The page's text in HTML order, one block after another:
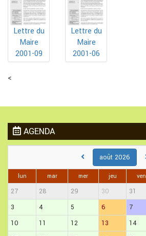
Lettre du
Maire
2001-09
Lettre du
Maire
2001-06
<
AGENDA
août 2026
lun mar mer jeu ven
27 28 29 30 31
3
4 5 6 7
10
11 12 13 14